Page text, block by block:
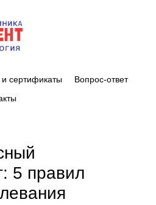
сертификаты
Вопрос-ответ
5 правил